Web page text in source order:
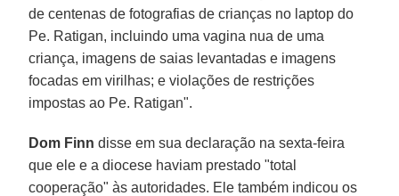
de centenas de fotografias de crianças no laptop do
Pe. Ratigan, incluindo uma vagina nua de uma
criança, imagens de saias levantadas e imagens
focadas em virilhas; e violações de restrições
impostas ao Pe. Ratigan".
Dom Finn disse em sua declaração na sexta-feira
que ele e a diocese haviam prestado "total
cooperação" às autoridades. Ele também indicou os